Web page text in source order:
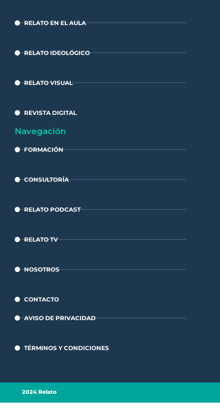
RELATO EN EL AULA
RELATO IDEOLÓGICO
RELATO VISUAL
REVISTA DIGITAL
Navegación
FORMACIÓN
CONSULTORÍA
RELATO PODCAST
RELATO TV
NOSOTROS
CONTACTO
AVISO DE PRIVACIDAD
TÉRMINOS Y CONDICIONES
2024 Relato